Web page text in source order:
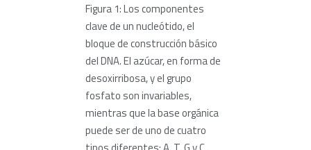
Figura 1: Los componentes
clave de un nucleótido, el
bloque de construcción básico
del DNA. El azúcar, en forma de
desoxirribosa, y el grupo
fosfato son invariables,
mientras que la base orgánica
puede ser de uno de cuatro